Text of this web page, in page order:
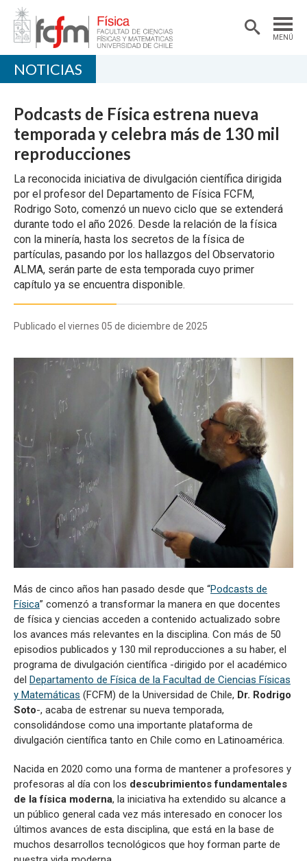
MENÚ
ACADÉMICAS/OS
DOCENCIA
INVESTIGACIÓN
EXTENSIÓN
NOTICIAS
Podcasts de Física estrena nueva
temporada y celebra más de 130 mil
reproducciones
La reconocida iniciativa de divulgación científica dirigida
por el profesor del Departamento de Física FCFM,
Rodrigo Soto, comenzó un nuevo ciclo que se extenderá
durante todo el año 2026. Desde la relación de la física
con la minería, hasta los secretos de la física de
partículas, pasando por los hallazgos del Observatorio
ALMA, serán parte de esta temporada cuyo primer
capítulo ya se encuentra disponible.
Publicado el viernes 05 de diciembre de 2025
Más de cinco años han pasado desde que “Podcasts de
Física” comenzó a transformar la manera en que docentes
de física y ciencias acceden a contenido actualizado sobre
los avances más relevantes en la disciplina. Con más de 50
episodios publicados y 130 mil reproducciones a su haber, el
programa de divulgación científica -dirigido por el académico
del Departamento de Física de la Facultad de Ciencias Físicas
y Matemáticas (FCFM) de la Universidad de Chile, Dr. Rodrigo
Soto-, acaba de estrenar su nueva temporada,
consolidándose como una importante plataforma de
divulgación científica tanto en Chile como en Latinoamérica.
Nacida en 2020 como una forma de mantener a profesores y
profesoras al día con los descubrimientos fundamentales
de la física moderna, la iniciativa ha extendido su alcance a
un público general cada vez más interesado en conocer los
últimos avances de esta disciplina, que está en la base de
muchos desarrollos tecnológicos que hoy forman parte de